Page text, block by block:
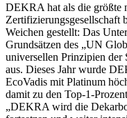
DEKRA hat als die größte
Zertifizierungsgesellschaft
Weichen gestellt: Das
Grundsätzen des „UN
universellen Prinzipien der
aus. Dieses Jahr wurde
EcoVadis mit Platinum
damit zu den Top-1-
„DEKRA wird die